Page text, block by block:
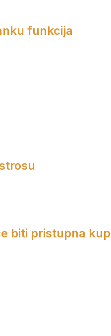
funkcija
biti pristupna